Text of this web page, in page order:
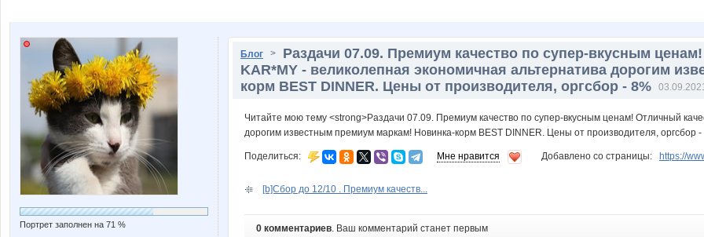
Портрет заполнен на 71 %
Блог > Раздачи 07.09. Премиум качество по супер-вкусным
KAR*MY - великолепная экономичная альтернатива дорогим
корм BEST DINNER. Цены от производителя, оргсбор - 8%
Читайте мою тему <strong>Раздачи 07.09. Премиум качество по супер-вкусным ценам! Отличный
дорогим известным премиум маркам! Новинка-корм BEST DINNER. Цены от производителя, оргсбор
Поделиться: Мне нравится Добавлено со страницы: https://
[b]Cбор до 12/10 . Премиум качеств...
0 комментариев. Ваш комментарий станет первым